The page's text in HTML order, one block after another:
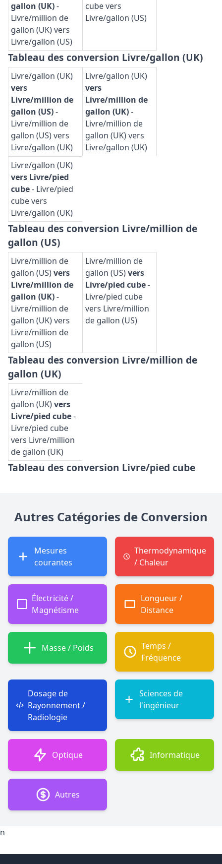
gallon (UK)-
Livre/million de
gallon (UK) vers
Livre/gallon (US)
cube vers
Livre/gallon (US)
Tableau des conversion Livre/gallon (UK)
Livre/gallon (UK)
vers
Livre/million de
gallon (US)-
Livre/million de
gallon (US) vers
Livre/gallon (UK)
Livre/gallon (UK)
vers
Livre/million de
gallon (UK)-
Livre/million de
gallon (UK) vers
Livre/gallon (UK)
Livre/gallon (UK)
vers Livre/pied
cube- Livre/pied
cube vers
Livre/gallon (UK)
Tableau des conversion Livre/million de
gallon (US)
Livre/million de
gallon (US)vers
Livre/million de
gallon (UK)-
Livre/million de
gallon (UK) vers
Livre/million de
gallon (US)
Livre/million de
gallon (US)vers
Livre/pied cube-
Livre/pied cube
vers Livre/million
de gallon (US)
Tableau des conversion Livre/million de
gallon (UK)
Livre/million de
gallon (UK)vers
Livre/pied cube-
Livre/pied cube
vers Livre/million
de gallon (UK)
Tableau des conversion Livre/pied cube
Autres Catégories de Conversion
Mesures
courantes
Thermodynamique
/ Chaleur
Électricité /
Magnétisme
Longueur /
Distance
Masse / Poids
Temps /
Fréquence
Dosage de
Rayonnement /
Radiologie
Sciences de
l'ingénieur
Optique Informatique
Autres
n